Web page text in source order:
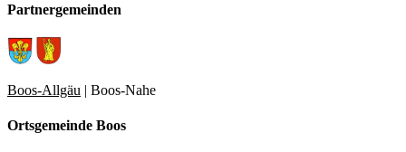
Partnergemeinden
Boos-Allgäu | Boos-Nahe
Ortsgemeinde Boos